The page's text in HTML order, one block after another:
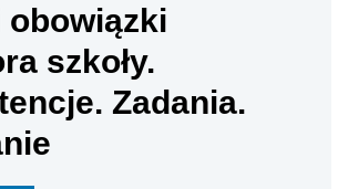
obowiązki
szkoły.
Zadania.